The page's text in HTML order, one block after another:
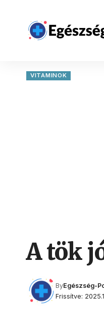
VITAMINOK
A tök
Frissítve:
ByEgészség-